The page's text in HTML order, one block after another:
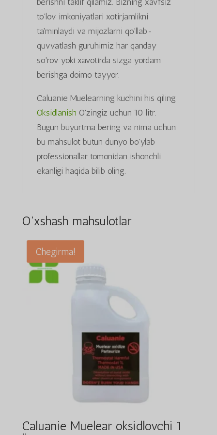
to'lov imkoniyatlari xotirjamlikni
ta'minlaydi va mijozlarni qo'llab-
quvvatlash guruhimiz har qanday
so'rov yoki xavotirda sizga yordam
berishga doimo tayyor.
Caluanie Muelearning kuchini his qiling
Oksidlanish O'zingiz uchun 10 litr.
Bugun buyurtma bering va nima uchun
bu mahsulot butun dunyo bo'ylab
professionallar tomonidan ishonchli
ekanligi haqida bilib oling.
O'xshash mahsulotlar
Chegirma!
Caluanie Muelear oksidlovchi 1